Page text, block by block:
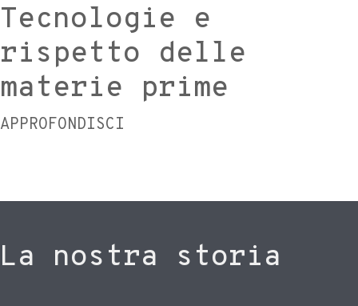
Tecnologie e
rispetto delle
materie prime
APPROFONDISCI
La nostra storia